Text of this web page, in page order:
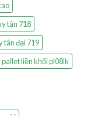
tân 718
tân đại 719
pallet liền khối pl08lk